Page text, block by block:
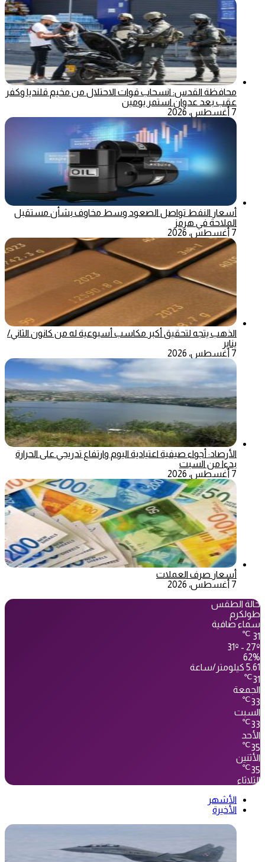
محافظة القدس: انسحاب قوات الاحتلال من مخيم قلنديا وكفر
عقب بعد عدوان استمر يومين
7 أغسطس، 2026
أسعار النفط تواصل الصعود وسط مخاوف بشأن مستقبل
الملاحة في هرمز
7 أغسطس، 2026
الذهب يتجه لتحقيق أكبر مكاسب أسبوعية له من كانون الثاني/
يناير
7 أغسطس، 2026
الأرصاد: أجواء صيفية اعتيادية اليوم وارتفاع تدريجي على الحرارة
بدءا من السبت
7 أغسطس، 2026
أسعار صرف العملات
7 أغسطس، 2026
حالة الطقس
طولكرم
سماء صافية
31
℃
31º - 27º
62%
5.61 كيلومتر/ساعة
31
℃
الجمعة
33
℃
السبت
33
℃
الأحد
35
℃
الأثنين
35
℃
الثلاثاء
الأشهر
الأخيرة